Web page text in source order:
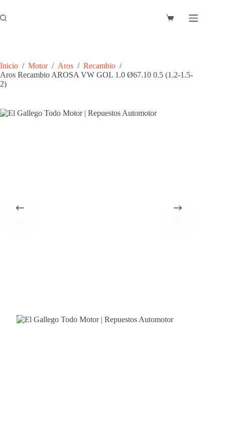
al
contenido
Carro
Inicio / Motor / Aros / Recambio /
Aros Recambio AROSA VW GOL 1.0 Ø67.10 0.5 (1.2-1.5-
2)